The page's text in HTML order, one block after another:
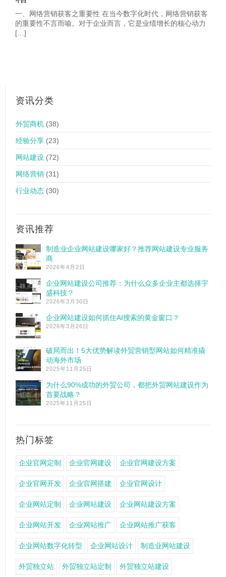
一、网络营销获客之重要性 在当今数字化时代，网络营销获客
的重要性不言而喻。对于企业而言，它是业绩增长的核心动力
[…]
资讯分类
外贸商机 (38)
经验分享 (23)
网站建设 (72)
网络营销 (31)
行业动态 (30)
资讯推荐
制造业企业网站建设哪家好？推荐网站建设专业服务
商
2026年4月2日
企业网站建设公司推荐：为什么众多企业主都选择宇
盛科技？
2026年3月30日
企业网站建设如何抓住AI搜索的黄金窗口？
2026年3月26日
破局而出！5大优势解读外贸营销型网站如何精准撬
动海外市场
2025年11月25日
为什么90%成功的外贸公司，都把外贸网站建设作为
首要战略？
2025年11月25日
热门标签
企业官网定制 企业官网建设 企业官网建设方案
企业官网开发 企业官网搭建 企业官网设计
企业网站定制 企业网站建设 企业网站建设方案
企业网站开发 企业网站推广 企业网站推广获客
企业网站数字化转型 企业网站设计 制造业网站建设
外贸独立站 外贸独立站定制 外贸独立站建设